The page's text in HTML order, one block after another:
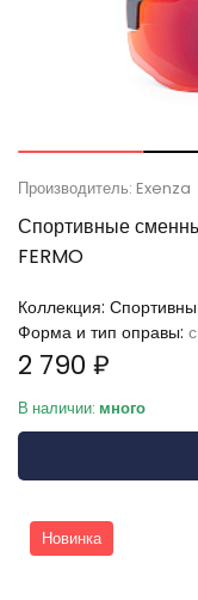
Производитель: Exenza
Спортивные
FERMO
Коллекция:
Форма и тип оправы:
2 790 ₽
В наличии: много
Новинка